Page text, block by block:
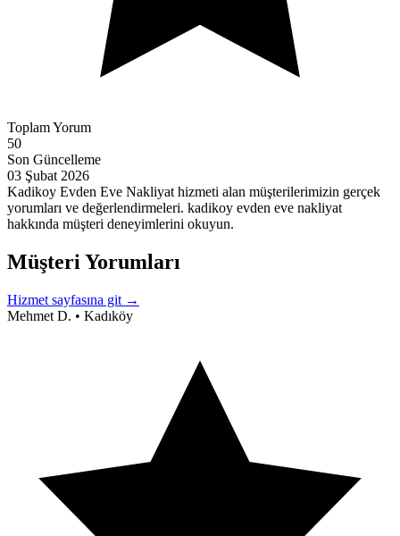
Toplam Yorum
50
Son Güncelleme
03 Şubat 2026
Kadikoy Evden Eve Nakliyat hizmeti alan müşterilerimizin gerçek
yorumları ve değerlendirmeleri. kadikoy evden eve nakliyat
hakkında müşteri deneyimlerini okuyun.
Müşteri Yorumları
Hizmet sayfasına git →
Mehmet D. • Kadıköy